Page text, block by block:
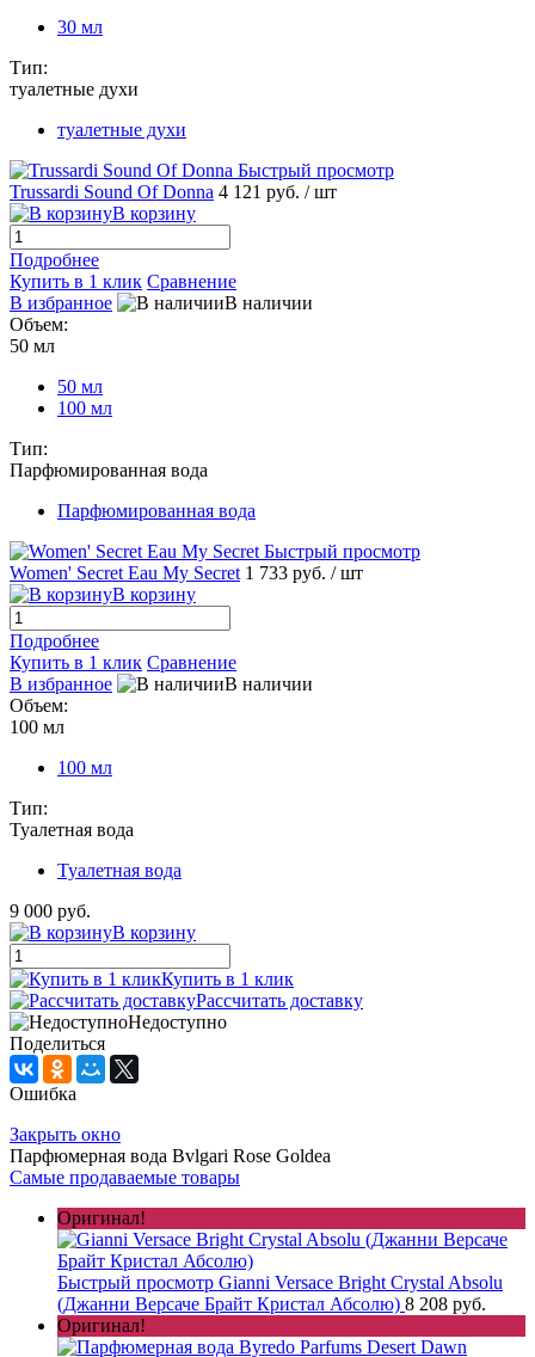
30 мл
Тип:
туалетные духи
туалетные духи
Быстрый просмотр
Trussardi Sound Of Donna 4 121 руб. / шт
В корзину
Подробнее
Купить в 1 клик Сравнение
В избранное
В наличии
Объем:
50 мл
50 мл
100 мл
Тип:
Парфюмированная вода
Парфюмированная вода
Быстрый просмотр
Women' Secret Eau My Secret 1 733 руб. / шт
В корзину
Подробнее
Купить в 1 клик Сравнение
В избранное
В наличии
Объем:
100 мл
100 мл
Тип:
Туалетная вода
Туалетная вода
9 000 руб.
В корзину
Купить в 1 клик
Рассчитать доставку
Недоступно
Поделиться
Ошибка
Закрыть окно
Парфюмерная вода Bvlgari Rose Goldea
Самые продаваемые товары
Оригинал!
Быстрый просмотр Gianni Versace Bright Crystal Absolu
(Джанни Версаче Брайт Кристал Абсолю) 8 208 руб.
Оригинал!